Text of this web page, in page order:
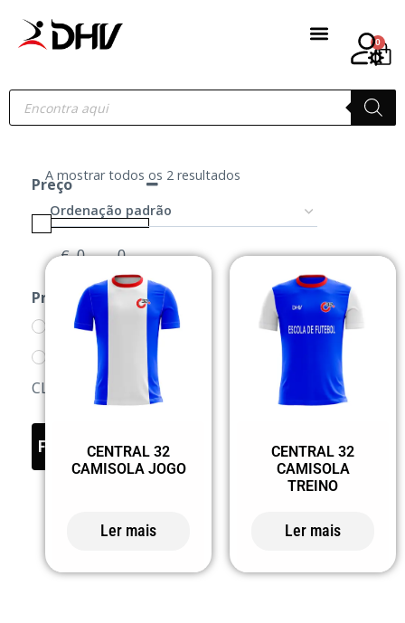
0
Preço
€
Minimum Price
-
Maximum Price
Produtos
CENTRAL 32
LOJA DOS
CLUBES
FILTER
A mostrar todos os 2 resultados
CENTRAL 32
CAMISOLA JOGO
Ler mais
CENTRAL 32
CAMISOLA
TREINO
Ler mais